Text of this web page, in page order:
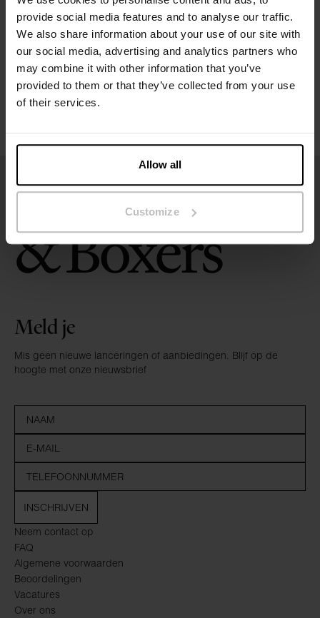
provide social media features and to analyse our traffic.
We also share information about your use of our site with
our social media, advertising and analytics partners who
may combine it with other information that you’ve
provided to them or that they’ve collected from your use
of their services.
Allow all
Customize
Maatgids
Wasvoorschriften
Neem contact op
FAQ
Algemene voorwaarden
Beoordelingen
Vacatures
Over ons
Meld je
Mis geen nieuwe lanceringen of aanbiedingen. Blijf op de
hoogte met onze nieuwsbrief
INSCHRIJVEN